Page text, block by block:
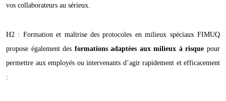
vos collaborateurs au sérieux.
H2 : Formation et maîtrise des protocoles en milieux spéciaux FIMUQ
propose également des formations adaptées aux milieux à risque pour
permettre aux employés ou intervenants d’agir rapidement et efficacement
: